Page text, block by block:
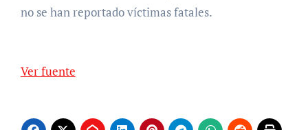
no se han reportado víctimas fatales.
Ver fuente